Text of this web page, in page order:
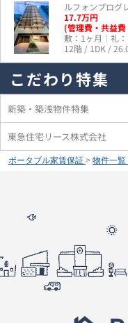
ルフォンプログ
17.7万円
(管理費・共益
敷：1ヶ月｜礼
12階 / 1DK /
こだわり特集
新築・築浅物件特集
東急住宅リース株式会社
ポータブル家賃保証 > 物件一覧